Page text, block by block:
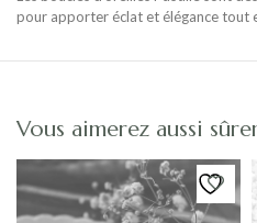
pour apporter éclat et élégance tout
Vous aimerez aussi